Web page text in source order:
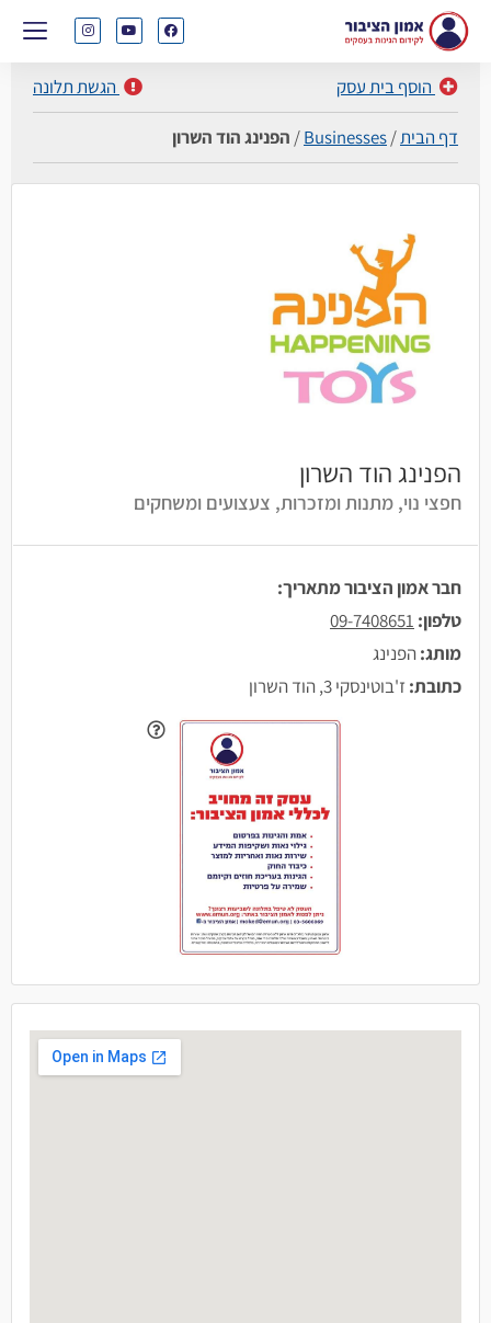
הוסף בית עסק הגשת תלונה
דף הבית/
Businesses
/ הפנינג הוד השרון
הפנינג הוד השרון
חפצי נוי, מתנות ומזכרות, צעצועים ומשחקים
חבר אמון הציבור מתאריך:
טלפון: 09-7408651
מותג:הפנינג
כתובת: ז'בוטינסקי 3, הוד השרון